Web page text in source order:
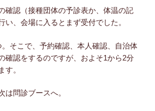
確認（接種団体の予診表か、体温の記
い、会場に入るとまず受付でした。
そこで、予約確認、本人確認、自治体
確認をするのですが、およそ1から2分
す。
は問診ブースへ。